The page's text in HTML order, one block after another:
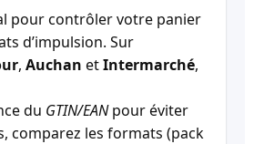
pour contrôler votre panier
d’impulsion. Sur
, Auchan etIntermarché,
du GTIN/EANpour éviter
comparez les formats (pack